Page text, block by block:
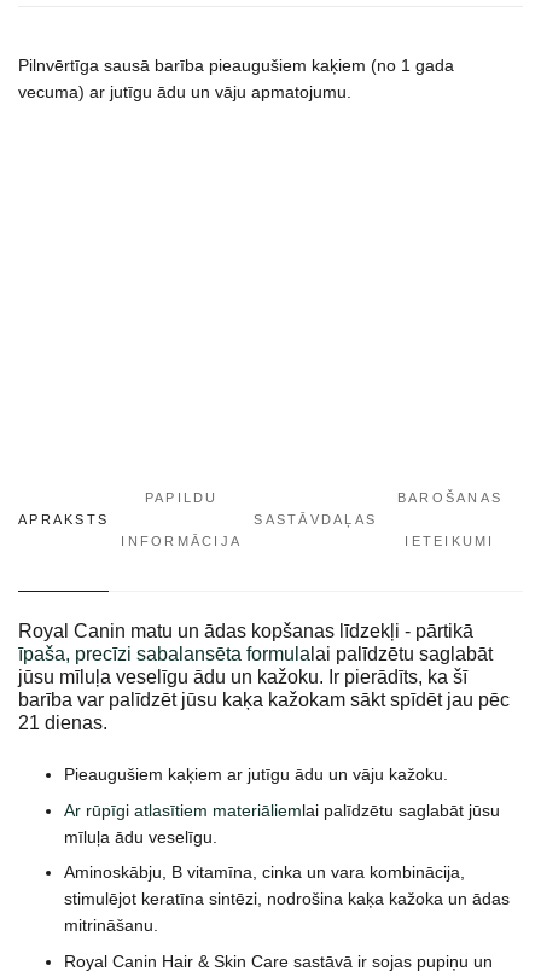
daudzums
Pilnvērtīga sausā barība pieaugušiem kaķiem (no 1 gada
vecuma) ar jutīgu ādu un vāju apmatojumu.
APRAKSTS
PAPILDU
INFORMĀCIJA
SASTĀVDAĻAS
BAROŠANAS
IETEIKUMI
Royal Canin matu un ādas kopšanas līdzekļi - pārtikā
īpaša, precīzi sabalansēta formula lai palīdzētu saglabāt
jūsu mīluļa veselīgu ādu un kažoku. Ir pierādīts, ka šī
barība var palīdzēt jūsu kaķa kažokam sākt spīdēt jau pēc
21 dienas.
Pieaugušiem kaķiem ar jutīgu ādu un vāju kažoku.
Ar rūpīgi atlasītiem materiāliemlai palīdzētu saglabāt jūsu
mīluļa ādu veselīgu.
Aminoskābju, B vitamīna, cinka un vara kombinācija,
stimulējot keratīna sintēzi, nodrošina kaķa kažoka un ādas
mitrināšanu.
Royal Canin Hair & Skin Care sastāvā ir sojas pupiņu un